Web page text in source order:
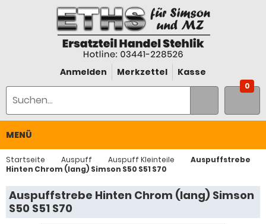
Anmelden Merkzettel Kasse
0
MENÜ
Startseite Auspuff Auspuff Kleinteile
Auspuffstrebe
Hinten Chrom (lang) Simson S50 S51 S70
Auspuffstrebe Hinten Chrom (lang) Simson
S50 S51 S70